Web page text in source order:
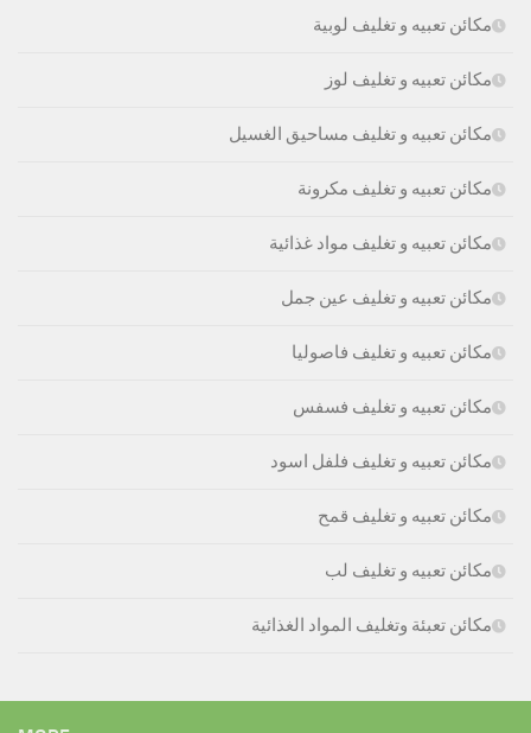
مكائن تعبيه و تغليف لوبية
مكائن تعبيه و تغليف لوز
مكائن تعبيه و تغليف مساحيق الغسيل
مكائن تعبيه و تغليف مكرونة
مكائن تعبيه و تغليف مواد غذائية
مكائن تعبيه و تغليف عين جمل
مكائن تعبيه و تغليف فاصوليا
مكائن تعبيه و تغليف فسفس
مكائن تعبيه و تغليف فلفل اسود
مكائن تعبيه و تغليف قمح
مكائن تعبيه و تغليف لب
مكائن تعبئة وتغليف المواد الغذائية